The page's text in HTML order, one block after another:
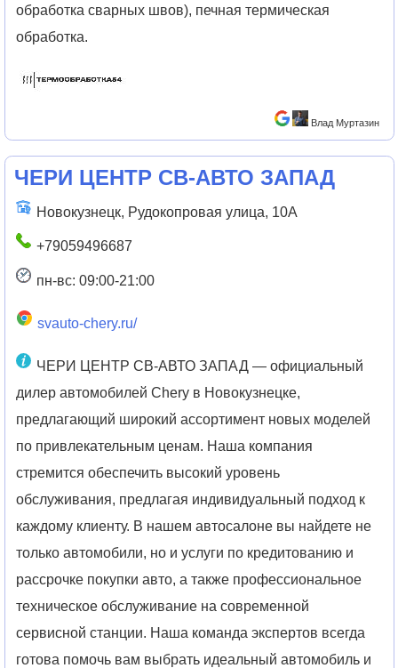
обработка сварных швов), печная термическая
обработка.
Влад Муртазин
ЧЕРИ ЦЕНТР СВ-АВТО ЗАПАД
Новокузнецк, Рудокопровая улица, 10А
+79059496687
пн-вс: 09:00-21:00
svauto-chery.ru/
ЧЕРИ ЦЕНТР СВ-АВТО ЗАПАД — официальный
дилер автомобилей Chery в Новокузнецке,
предлагающий широкий ассортимент новых моделей
по привлекательным ценам. Наша компания
стремится обеспечить высокий уровень
обслуживания, предлагая индивидуальный подход к
каждому клиенту. В нашем автосалоне вы найдете не
только автомобили, но и услуги по кредитованию и
рассрочке покупки авто, а также профессиональное
техническое обслуживание на современной
сервисной станции. Наша команда экспертов всегда
готова помочь вам выбрать идеальный автомобиль и